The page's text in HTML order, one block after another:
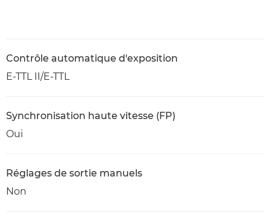
Contrôle automatique d'exposition
E-TTL II/E-TTL
Synchronisation haute vitesse (FP)
Oui
Réglages de sortie manuels
Non